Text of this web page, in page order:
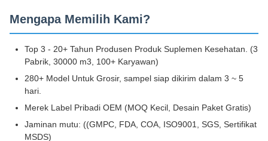
Mengapa Memilih Kami?
Top 3 - 20+ Tahun Produsen Produk Suplemen Kesehatan. (3
Pabrik, 30000 m3, 100+ Karyawan)
280+ Model Untuk Grosir, sampel siap dikirim dalam 3 ~ 5
hari.
Merek Label Pribadi OEM (MOQ Kecil, Desain Paket Gratis)
Jaminan mutu: ((GMPC, FDA, COA, ISO9001, SGS, Sertifikat
MSDS)